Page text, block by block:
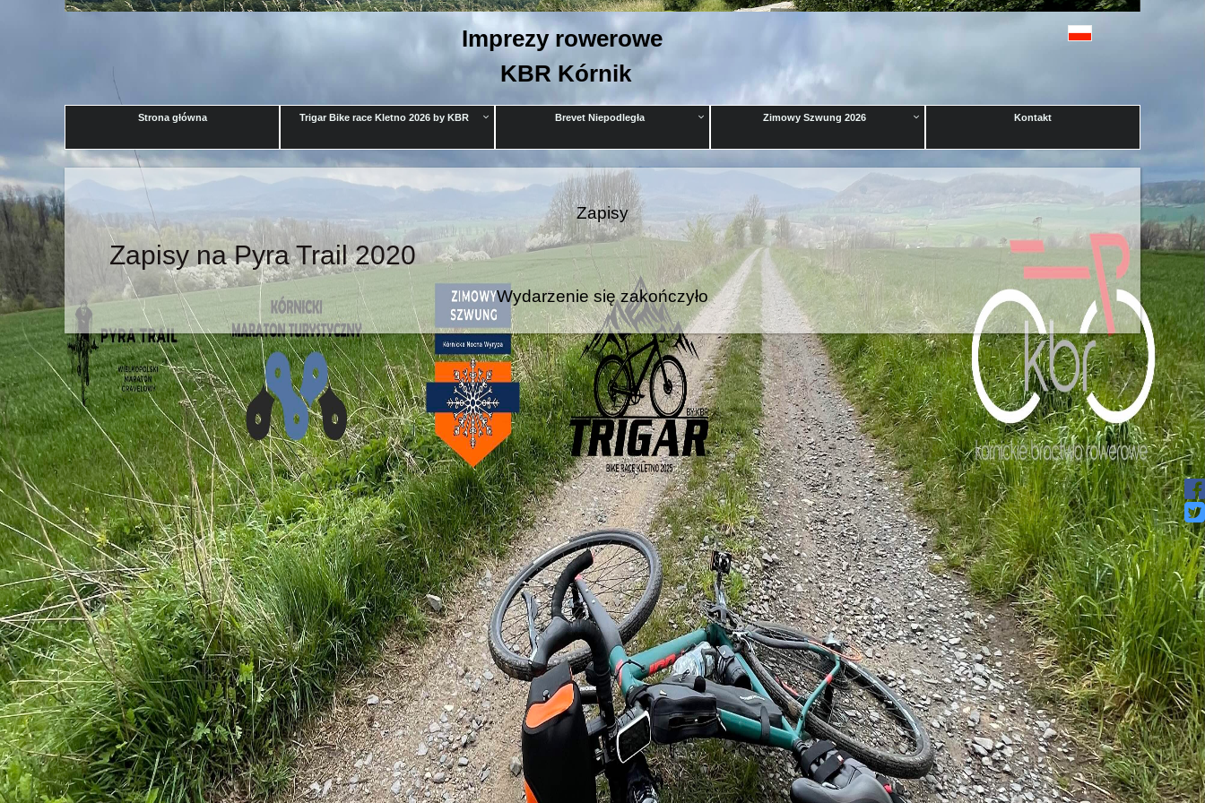
Imprezy rowerowe
KBR Kórnik
Strona główna Trigar Bike race Kletno 2026 by KBR Brevet Niepodległa Zimowy Szwung 2026 Kontakt
Zapisy
Zapisy na Pyra Trail 2020
Wydarzenie się zakończyło